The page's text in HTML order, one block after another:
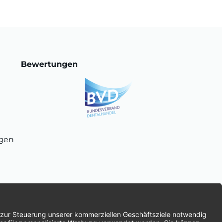
Bewertungen